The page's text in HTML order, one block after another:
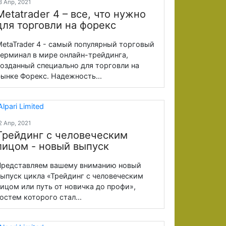
Апр, 2021
4 – все, что нужно
торговли на форекс
4 - самый популярный торговый
в мире онлайн-трейдинга,
специально для торговли на
Форекс. Надежность...
Апр, 2021
с человеческим
- новый выпуск
вашему вниманию новый
цикла «Трейдинг с человеческим
или путь от новичка до профи»,
которого стал...